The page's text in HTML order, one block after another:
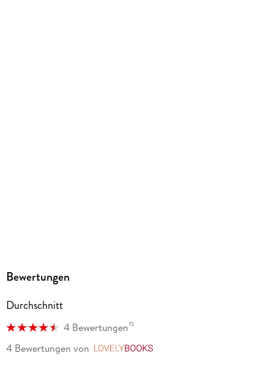
Bewertungen
Durchschnitt
4 Bewertungen15
4 Bewertungen von